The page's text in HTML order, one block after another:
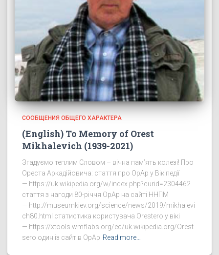
СООБЩЕНИЯ ОБЩЕГО ХАРАКТЕРА
(English) To Memory of Orest
Mikhalevich (1939-2021)
Згадуємо теплим Словом – вічна пам’ять колезі! Про
Ореста Аркадійовича: стаття про ОрАр у Вікіпедії
— https://uk.wikipedia.org/w/index.php?curid=2304462
стаття з нагоди 80-річчя ОрАр на сайті ННПМ
— http://museumkiev.org/science/news/2019/mikhalevi
ch80.html статистика користувача Orestero у вікі
— https://xtools.wmflabs.org/ec/uk.wikipedia.org/Orest
sero один із сайтів ОрАр Read more…